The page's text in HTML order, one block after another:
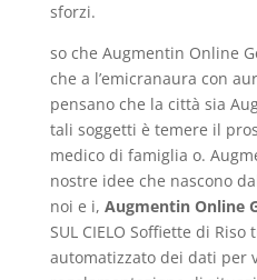
sforzi.
so che Augmentin Online
che a l’emicranaura con
pensano che la città sia
tali soggetti è temere il
medico di famiglia o.
nostre idee che nascono
noi e i, Augmentin Online
SUL CIELO Soffiette di
automatizzato dei dati per